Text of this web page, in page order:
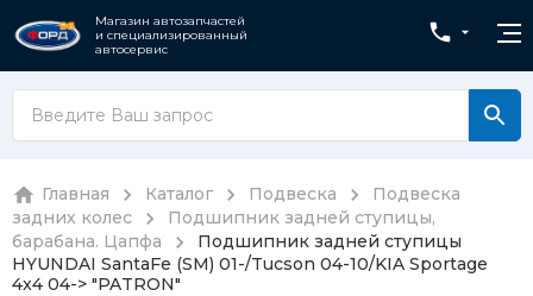
Магазин автозапчастей
и специализированный
автосервис
Главная Каталог Подвеска
Подвеска
задних колес
Подшипник задней ступицы,
барабана. Цапфа
Подшипник задней ступицы
HYUNDAI SantaFe (SM) 01-/Tucson 04-10/KIA Sportage
4x4 04-> "PATRON"